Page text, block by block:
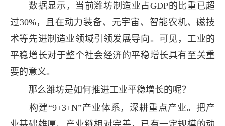
数据显示，当前潍坊制造业占GDP的比重已超
过30%，且在动力装备、元宇宙、智能农机、磁技
术等先进制造业领域引领发展导向。可见，工业的
平稳增长对于整个社会经济的平稳增长具有至关重
要的意义。
那么潍坊是如何推进工业平稳增长的呢？
构建“9+3+N”产业体系，深耕重点产业。把产